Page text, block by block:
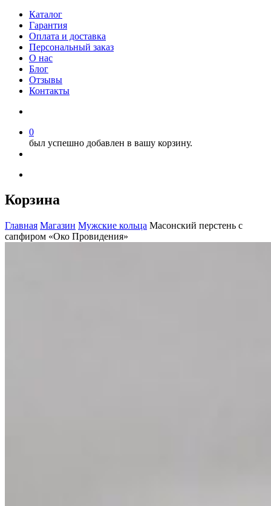
Каталог
Гарантия
Оплата и доставка
Персональный заказ
О нас
Блог
Отзывы
Контакты
0
был успешно добавлен в вашу корзину.
Корзина
Главная Магазин Мужские кольца Масонский перстень с
сапфиром «Око Провидения»